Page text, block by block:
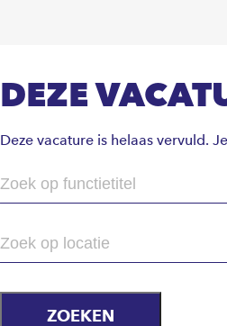
DEZE
Deze vacature is helaas vervuld.
ZOEKEN